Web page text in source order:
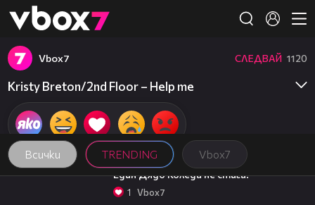
👾
Всички TRENDING Vbоx7
Vbоx7 СЛЕДВАЙ 1120
Kristy Breton/2nd Floor – Help me
00:07
Един Дядо Коледа не стига!
1 Vbоx7